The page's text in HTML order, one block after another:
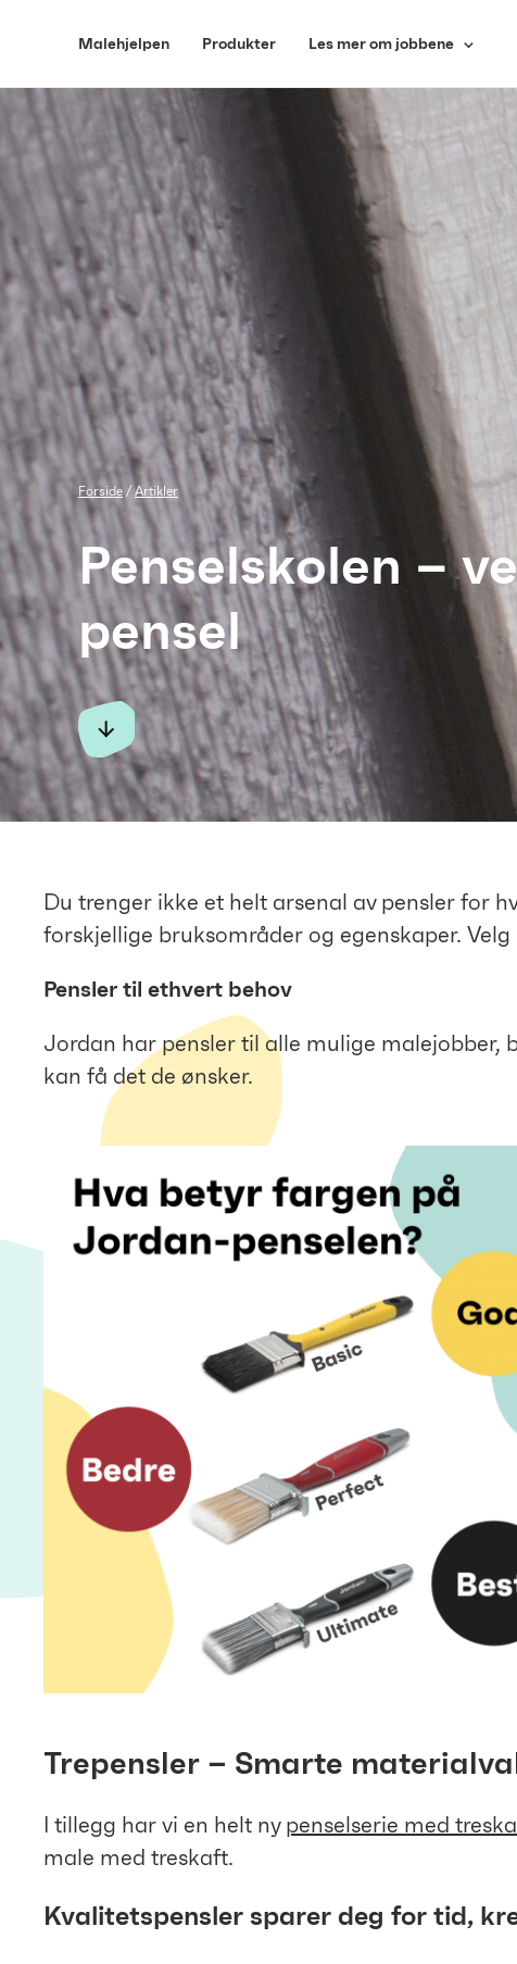
Malehjelpen Produkter Les mer om jobbene
Vegg
Sparkel
Tak
Lister og vindu
Terrasse
Fasade og gjerde
Møbler og dør
Forside Artikler
Penselskolen –
pensel
Du trenger ikke et helt arsenal av pensler for
forskjellige bruksområder og egenskaper.
Pensler til ethvert behov
Jordan har pensler til alle mulige malejobber,
kan få det de ønsker.
Trepensler – Smarte
I tillegg har vi en helt ny penselserie med
male med treskaft.
Kvalitetspensler sparer deg for tid,